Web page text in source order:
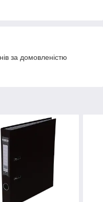
за домовленістю